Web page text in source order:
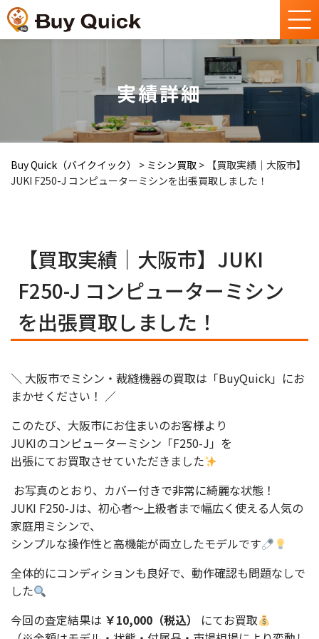
実績詳細
Buy Quick（バイクイック） > ミシン買取 > 【買取実績｜大阪市】
JUKI F250-J コンピューターミシンを出張買取しました！
【買取実績｜大阪市】JUKI
F250-J コンピューターミシン
を出張買取しました！
＼ 大阪市でミシン・裁縫機器の買取は「BuyQuick」にお
まかせください！ ／
このたび、大阪市にお住まいのお客様より
JUKIのコンピューターミシン「F250-J」を
出張にてお買取させていただきました
お写真のとおり、カバー付きで非常に綺麗な状態！
JUKI F250-Jは、初心者〜上級者まで幅広く使える人気の
家庭用ミシンで、
シンプルな操作性と高機能が両立したモデルです
全体的にコンディションも良好で、動作確認も問題なしで
した
今回の査定結果は ￥10,000（税込）
にてお買取